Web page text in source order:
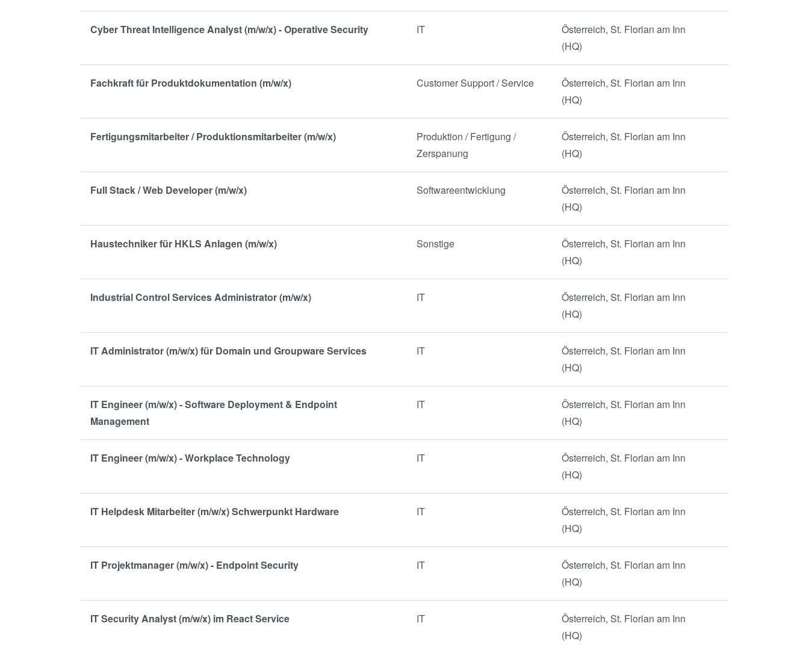
Cyber Threat Intelligence Analyst (m/w/x) - Operative Security IT
Österreich, St. Florian am Inn
(HQ)
Fachkraft für Produktdokumentation (m/w/x) Customer Support / Service
Österreich, St. Florian am Inn
(HQ)
Fertigungsmitarbeiter / Produktionsmitarbeiter (m/w/x)
Produktion / Fertigung /
Zerspanung
Österreich, St. Florian am Inn
(HQ)
Full Stack / Web Developer (m/w/x) Softwareentwicklung
Österreich, St. Florian am Inn
(HQ)
Haustechniker für HKLS Anlagen (m/w/x) Sonstige
Österreich, St. Florian am Inn
(HQ)
Industrial Control Services Administrator (m/w/x) IT
Österreich, St. Florian am Inn
(HQ)
IT Administrator (m/w/x) für Domain und Groupware Services IT
Österreich, St. Florian am Inn
(HQ)
IT Engineer (m/w/x) - Software Deployment & Endpoint
Management
IT
Österreich, St. Florian am Inn
(HQ)
IT Engineer (m/w/x) - Workplace Technology IT
Österreich, St. Florian am Inn
(HQ)
IT Helpdesk Mitarbeiter (m/w/x) Schwerpunkt Hardware IT
Österreich, St. Florian am Inn
(HQ)
IT Projektmanager (m/w/x) - Endpoint Security IT
Österreich, St. Florian am Inn
(HQ)
IT Security Analyst (m/w/x) im React Service IT
Österreich, St. Florian am Inn
(HQ)